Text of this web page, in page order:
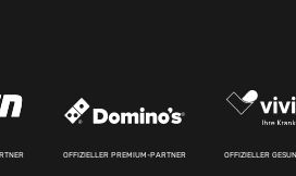
OFFIZIELLER PREMIUM-PARTNER OFFIZIELLER